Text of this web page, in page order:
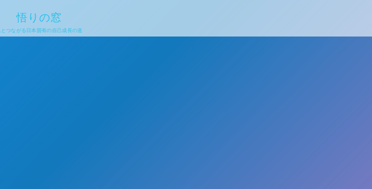
悟りの窓
つながる日本固有の自己成長の道